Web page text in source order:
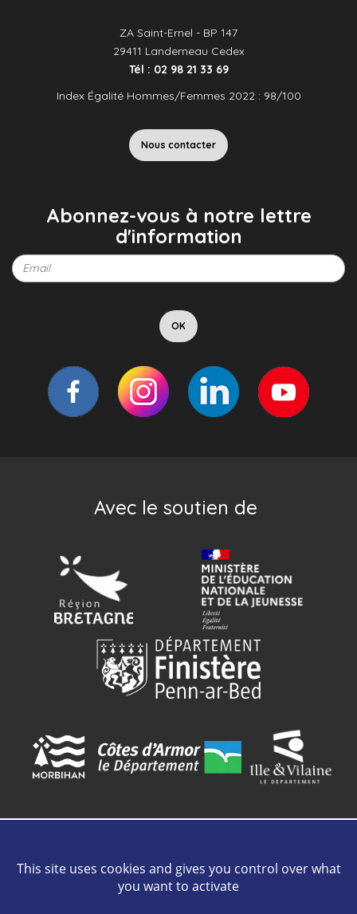
ZA Saint-Ernel - BP 147
29411 Landerneau Cedex
Tél : 02 98 21 33 69
Index Égalité Hommes/Femmes 2022 : 98/100
Nous contacter
Abonnez-vous à notre lettre
d'information
Avec le soutien de
Contact Plan de site Mentions légales Cookies
Crédits
Intranet
This site uses cookies and gives you control over what
you want to activate